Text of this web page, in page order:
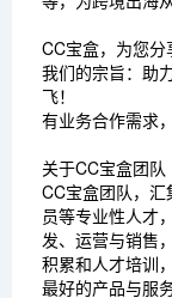
CC宝盒，为您分
我们的宗旨：助
飞！
有业务合作需求
关于CC宝盒团队
CC宝盒团队，
员等专业性人才
发、运营与销售
积累和人才培训
最好的产品与服务